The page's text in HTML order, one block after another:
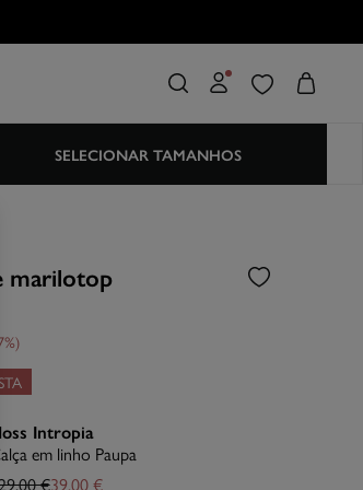
SELECIONAR TAMANHOS
marilotop
Intropia
em linho Paupa
39,00 €
€